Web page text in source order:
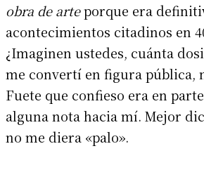
obra de arteporque era
acontecimientos citadinos en
¿Imaginen ustedes, cuánta
me convertí en figura pública,
Fuete que confieso era en
alguna nota hacia mí. Mejor
no me diera «palo».